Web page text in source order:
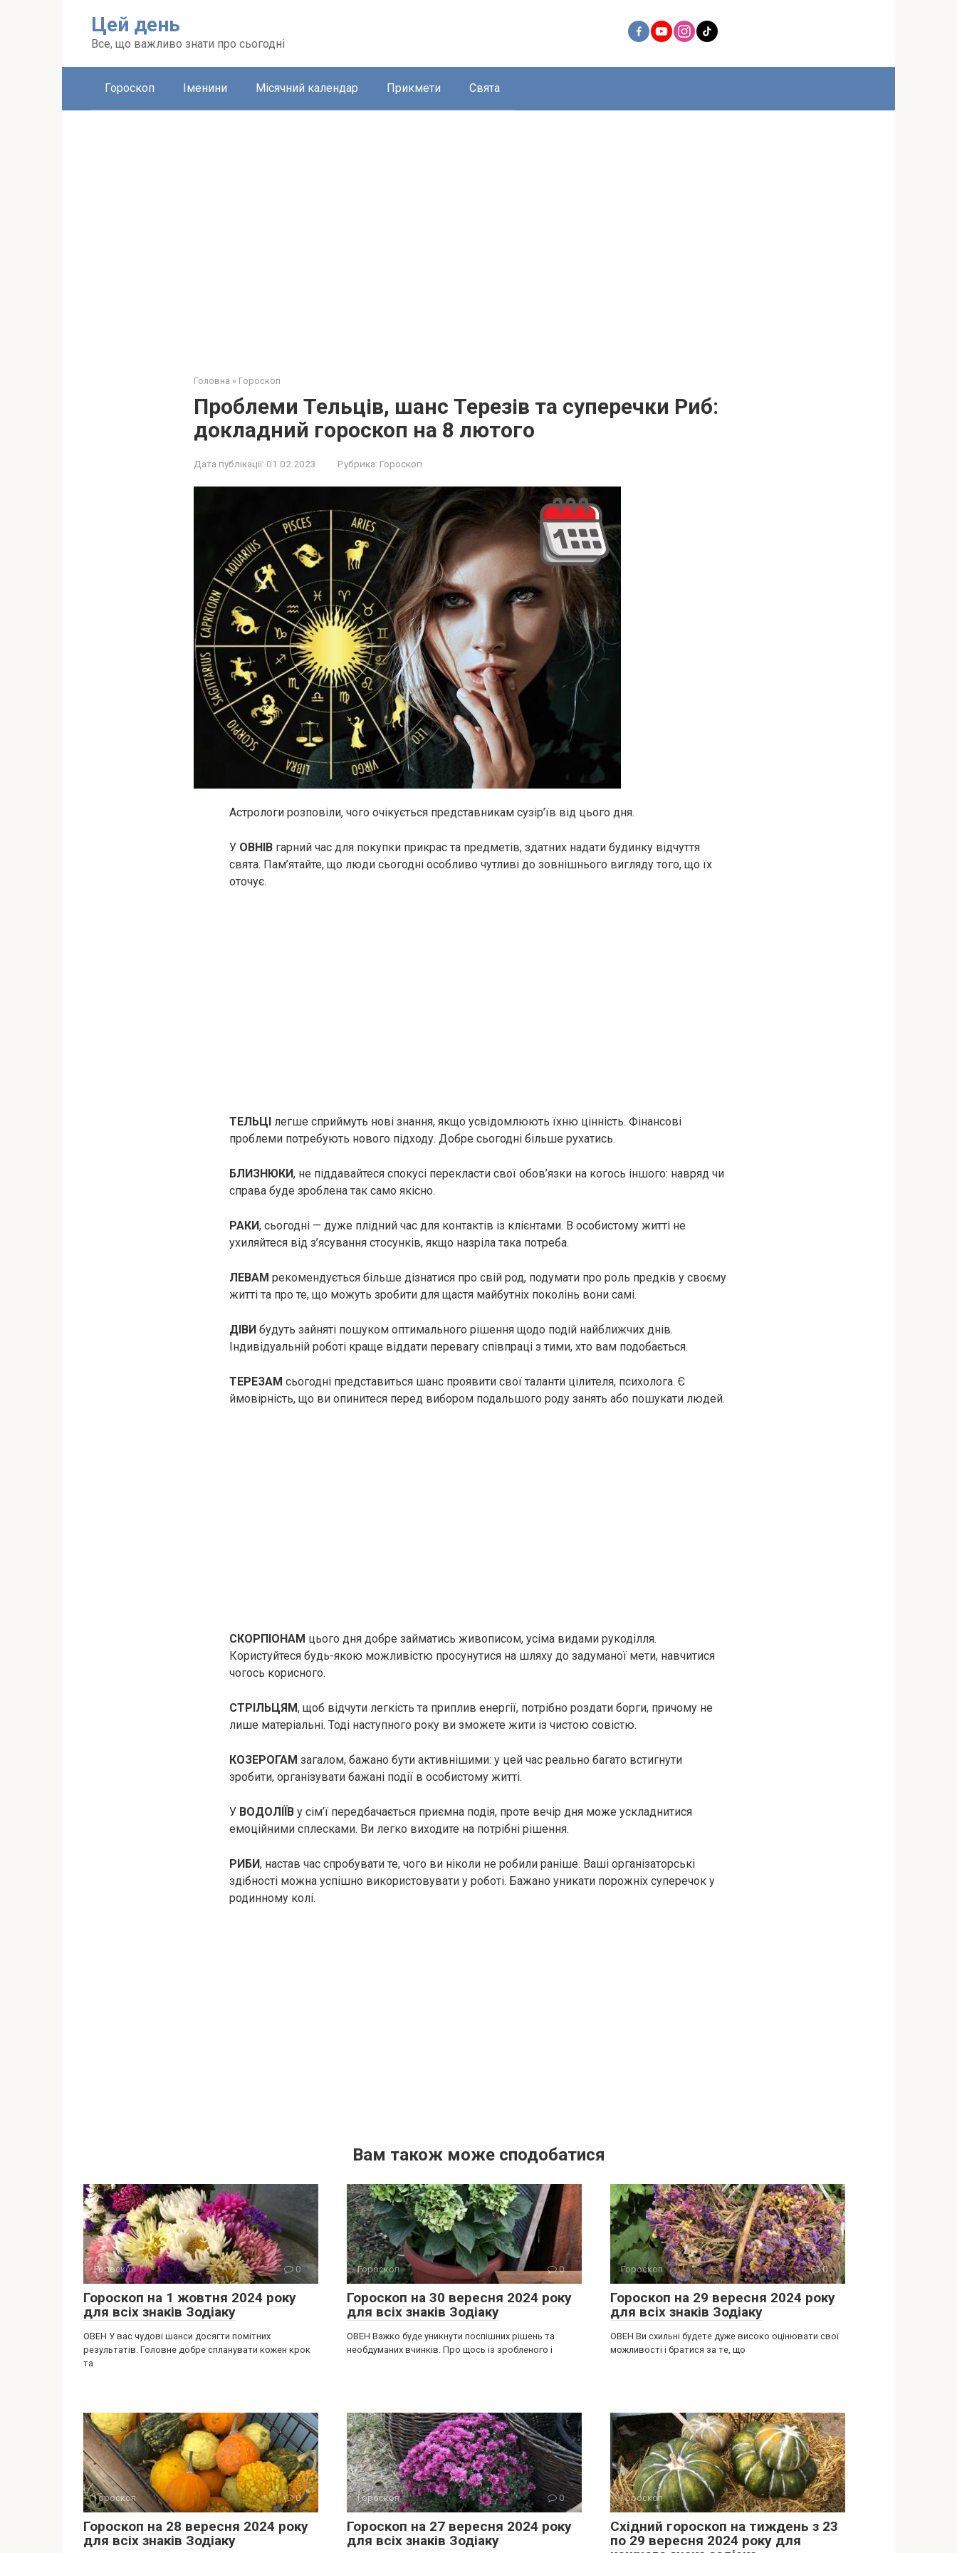
Цей день
Все, що важливо знати про сьогодні
Гороскоп Іменини Місячний календар Прикмети Свята
Головна » Гороскоп
Проблеми Тельців, шанс Терезів та суперечки Риб:
докладний гороскоп на 8 лютого
Дата публікації: 01.02.2023 Рубрика: Гороскоп
Астрологи розповіли, чого очікується представникам сузір’їв від цього дня.
У ОВНІВ гарний час для покупки прикрас та предметів, здатних надати будинку відчуття
свята. Пам’ятайте, що люди сьогодні особливо чутливі до зовнішнього вигляду того, що їх
оточує.
ТЕЛЬЦІ легше сприймуть нові знання, якщо усвідомлюють їхню цінність. Фінансові
проблеми потребують нового підходу. Добре сьогодні більше рухатись.
БЛИЗНЮКИ, не піддавайтеся спокусі перекласти свої обов’язки на когось іншого: навряд чи
справа буде зроблена так само якісно.
РАКИ, сьогодні — дуже плідний час для контактів із клієнтами. В особистому житті не
ухиляйтеся від з’ясування стосунків, якщо назріла така потреба.
ЛЕВАМ рекомендується більше дізнатися про свій род, подумати про роль предків у своєму
житті та про те, що можуть зробити для щастя майбутніх поколінь вони самі.
ДІВИ будуть зайняті пошуком оптимального рішення щодо подій найближчих днів.
Індивідуальній роботі краще віддати перевагу співпраці з тими, хто вам подобається.
ТЕРЕЗАМ сьогодні представиться шанс проявити свої таланти цілителя, психолога. Є
ймовірність, що ви опинитеся перед вибором подальшого роду занять або пошукати людей.
СКОРПІОНАМ цього дня добре займатись живописом, усіма видами рукоділля.
Користуйтеся будь-якою можливістю просунутися на шляху до задуманої мети, навчитися
чогось корисного.
СТРІЛЬЦЯМ, щоб відчути легкість та приплив енергії, потрібно роздати борги, причому не
лише матеріальні. Тоді наступного року ви зможете жити із чистою совістю.
КОЗЕРОГАМ загалом, бажано бути активнішими: у цей час реально багато встигнути
зробити, організувати бажані події в особистому житті.
У ВОДОЛІЇВ у сім’ї передбачається приємна подія, проте вечір дня може ускладнитися
емоційними сплесками. Ви легко виходите на потрібні рішення.
РИБИ, настав час спробувати те, чого ви ніколи не робили раніше. Ваші організаторські
здібності можна успішно використовувати у роботі. Бажано уникати порожніх суперечок у
родинному колі.
Вам також може сподобатися
Гороскоп 0
Гороскоп на 1 жовтня 2024 року
для всіх знаків Зодіаку
ОВЕН У вас чудові шанси досягти помітних
результатів. Головне добре спланувати кожен крок
та
Гороскоп 0
Гороскоп на 30 вересня 2024 року
для всіх знаків Зодіаку
ОВЕН Важко буде уникнути поспішних рішень та
необдуманих вчинків. Про щось із зробленого і
Гороскоп 0
Гороскоп на 29 вересня 2024 року
для всіх знаків Зодіаку
ОВЕН Ви схильні будете дуже високо оцінювати свої
можливості і братися за те, що
Гороскоп 0
Гороскоп на 28 вересня 2024 року
для всіх знаків Зодіаку
Гороскоп 0
Гороскоп на 27 вересня 2024 року
для всіх знаків Зодіаку
Гороскоп 0
Східний гороскоп на тиждень з 23
по 29 вересня 2024 року для